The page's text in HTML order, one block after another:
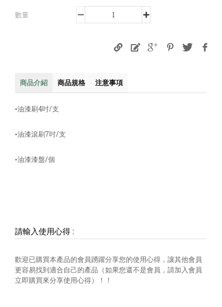
數量
商品介紹 商品規格 注意事項
•油漆刷4吋/支
•油漆滾刷7吋/支
•油漆漆盤/個
請輸入使用心得 :
歡迎已購買本產品的會員踴躍分享您的使用心得，讓其他會員
更容易找到適合自己的產品（如果您還不是會員，請加入會員
立即購買來分享使用心得）！！